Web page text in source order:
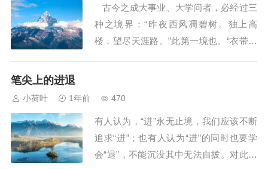
00字；(4...
古今之成大事业、大学问者，必经过三
种之境界：“昨夜西风凋碧树。独上高
楼，望尽天涯路。”此第一境也。“衣带渐
词，恐为晏欧诸公所不许也。...
笔尖上的进退
小荷叶 1年前 470
有人认为，“进”永无止境，我们应该不断
追求“进”；也有人认为“进”的同时也要学
会“退”，不能沉没其中无法自拔。对此，